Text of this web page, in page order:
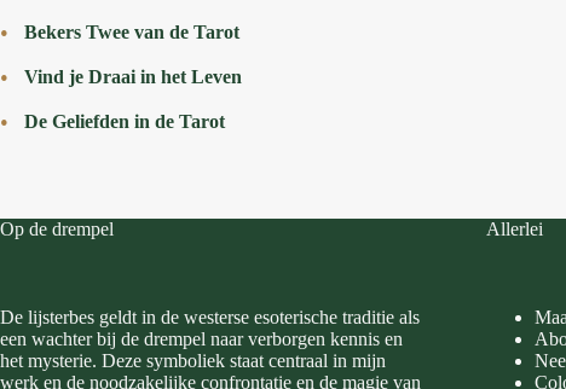
Bekers Twee van de Tarot
Vind je Draai in het Leven
De Geliefden in de Tarot
Op de drempel
De lijsterbes geldt in de westerse esoterische traditie als
een wachter bij de drempel naar verborgen kennis en
het mysterie. Deze symboliek staat centraal in mijn
werk en de noodzakelijke confrontatie en de magie van
Allerlei